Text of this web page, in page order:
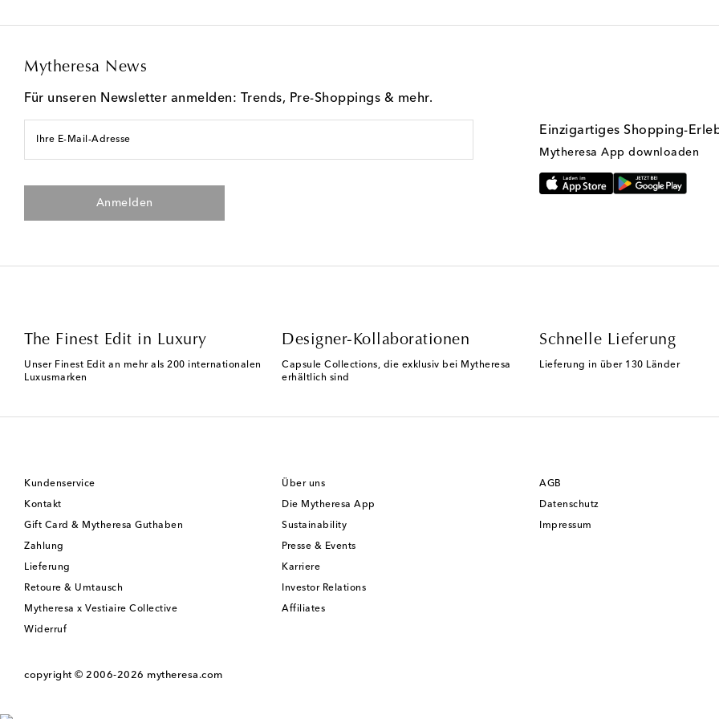
Mytheresa News
Für unseren Newsletter anmelden: Trends, Pre-Shoppings & mehr.
Ihre E-Mail-Adresse
Anmelden
Einzigartiges Shopping-
Mytheresa App downloaden
The Finest Edit in Luxury
Unser Finest Edit an mehr als 200 internationalen
Luxusmarken
Designer-Kollaborationen
Capsule Collections, die exklusiv bei Mytheresa
erhältlich sind
Schnelle Lieferung
Lieferung in über 130 Länder
Kundenservice
Kontakt
Gift Card & Mytheresa Guthaben
Zahlung
Lieferung
Retoure & Umtausch
Mytheresa x Vestiaire Collective
Widerruf
Über uns
Die Mytheresa App
Sustainability
Presse & Events
Karriere
Investor Relations
Affiliates
AGB
Datenschutz
Impressum
copyright © 2006-2026 mytheresa.com